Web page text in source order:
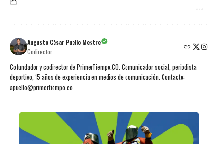
Augusto César Puello Mestre
Codirector
Cofundador y codirector de PrimerTiempo.CO. Comunicador social, periodista
deportivo, 15 años de experiencia en medios de comunicación. Contacto:
apuello@primertiempo.co.